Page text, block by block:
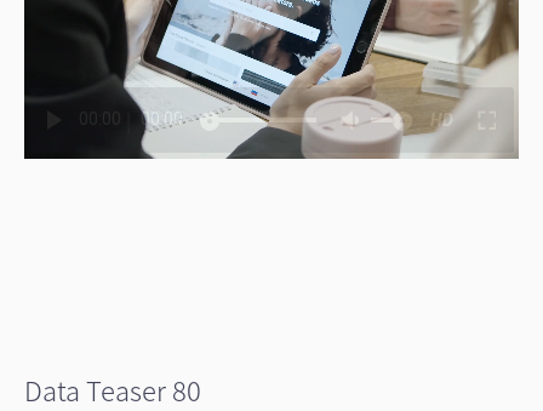
00:00 00:00 HD
Data Teaser 80